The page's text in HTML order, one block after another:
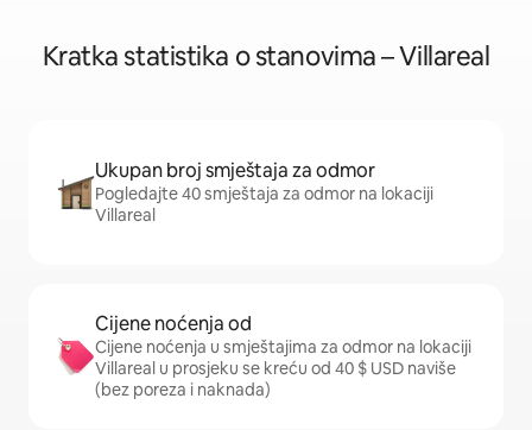
Kratka statistika o stanovima – Villareal
Ukupan broj smještaja za odmor
Pogledajte 40 smještaja za odmor na lokaciji
Villareal
Cijene noćenja od
Cijene noćenja u smještajima za odmor na lokaciji
Villareal u prosjeku se kreću od 40 $ USD naviše
(bez poreza i naknada)